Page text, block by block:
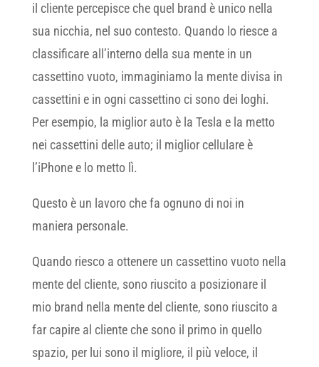
il cliente percepisce che quel brand è unico nella
sua nicchia, nel suo contesto. Quando lo riesce a
classificare all’interno della sua mente in un
cassettino vuoto, immaginiamo la mente divisa in
cassettini e in ogni cassettino ci sono dei loghi.
Per esempio, la miglior auto è la Tesla e la metto
nei cassettini delle auto; il miglior cellulare è
l’iPhone e lo metto lì.
Questo è un lavoro che fa ognuno di noi in
maniera personale.
Quando riesco a ottenere un cassettino vuoto nella
mente del cliente, sono riuscito a posizionare il
mio brand nella mente del cliente, sono riuscito a
far capire al cliente che sono il primo in quello
spazio, per lui sono il migliore, il più veloce, il